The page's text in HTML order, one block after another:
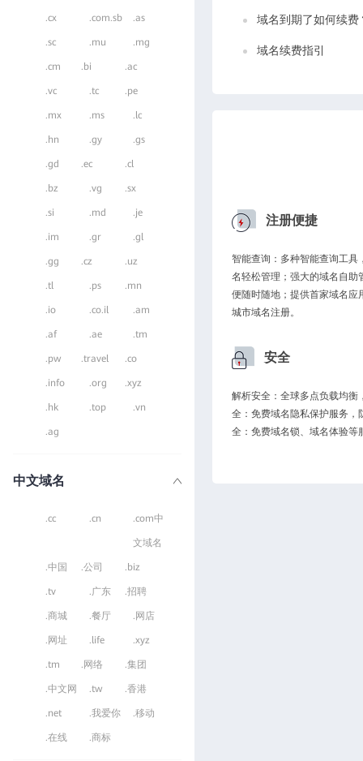
.cx .com.sb .as
.sc .mu .mg
.cm .bi .ac
.vc .tc .pe
.mx .ms .lc
.hn .gy .gs
.gd .ec .cl
.bz .vg .sx
.si .md .je
.im .gr .gl
.gg .cz .uz
.tl .ps .mn
.io .co.il .am
.af .ae .tm
.pw .travel .co
.info .org .xyz
.hk .top .vn
.ag
中文域名
.cc .cn .com中
文域名
.中国 .公司 .biz
.tv .广东 .招聘
.商城 .餐厅 .网店
.网址 .life .xyz
.tm .网络 .集团
.中文网 .tw .香港
.net .我爱你 .移动
.在线 .商标
域名到期了如何续费
域名续费指引
注册便捷
智能查询：多种智能查询工具
名轻松管理；强大的域名自
便随时随地；提供首家域名应
城市域名注册。
安全
解析安全：全球多点负载均
全：免费域名隐私保护服务，
全：免费域名锁、域名体验等